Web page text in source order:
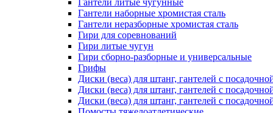
Гантели литые чугунные
Гантели наборные хромистая сталь
Гантели неразборные хромистая сталь
Гири для соревнований
Гири литые чугун
Гири сборно-разборные и универсальные
Грифы
Диски (веса) для штанг, гантелей с
Диски (веса) для штанг, гантелей с
Диски (веса) для штанг, гантелей с